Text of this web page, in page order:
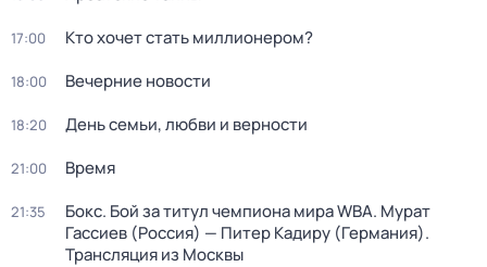
17:00 Кто хочет стать миллионером?
18:00 Вечерние новости
18:20 День семьи, любви и верности
21:00 Время
21:35
Бокс. Бой за титул чемпиона мира WBA. Мурат
Гассиев (Россия) — Питер Кадиру (Германия).
Трансляция из Москвы